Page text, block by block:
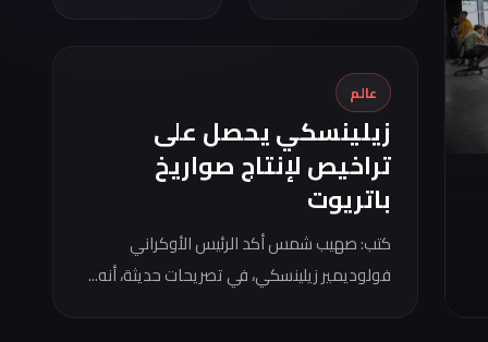
عالم
زيلينسكي يحصل على
تراخيص لإنتاج صواريخ
باتريوت
كتب: صهيب شمس أكد الرئيس الأوكراني
فولوديمير زيلينسكي، في تصريحات حديثة، أنه...